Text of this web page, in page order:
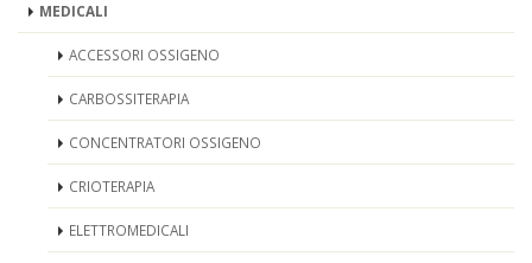
MEDICALI
ACCESSORI OSSIGENO
CARBOSSITERAPIA
CONCENTRATORI OSSIGENO
CRIOTERAPIA
ELETTROMEDICALI